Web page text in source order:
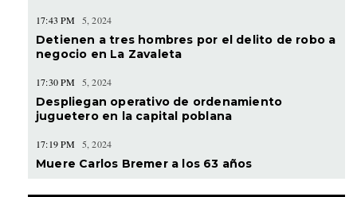
17:43 PM 5, 2024
Detienen a tres hombres por el delito de robo a
negocio en La Zavaleta
17:30 PM 5, 2024
Despliegan operativo de ordenamiento
juguetero en la capital poblana
17:19 PM 5, 2024
Muere Carlos Bremer a los 63 años